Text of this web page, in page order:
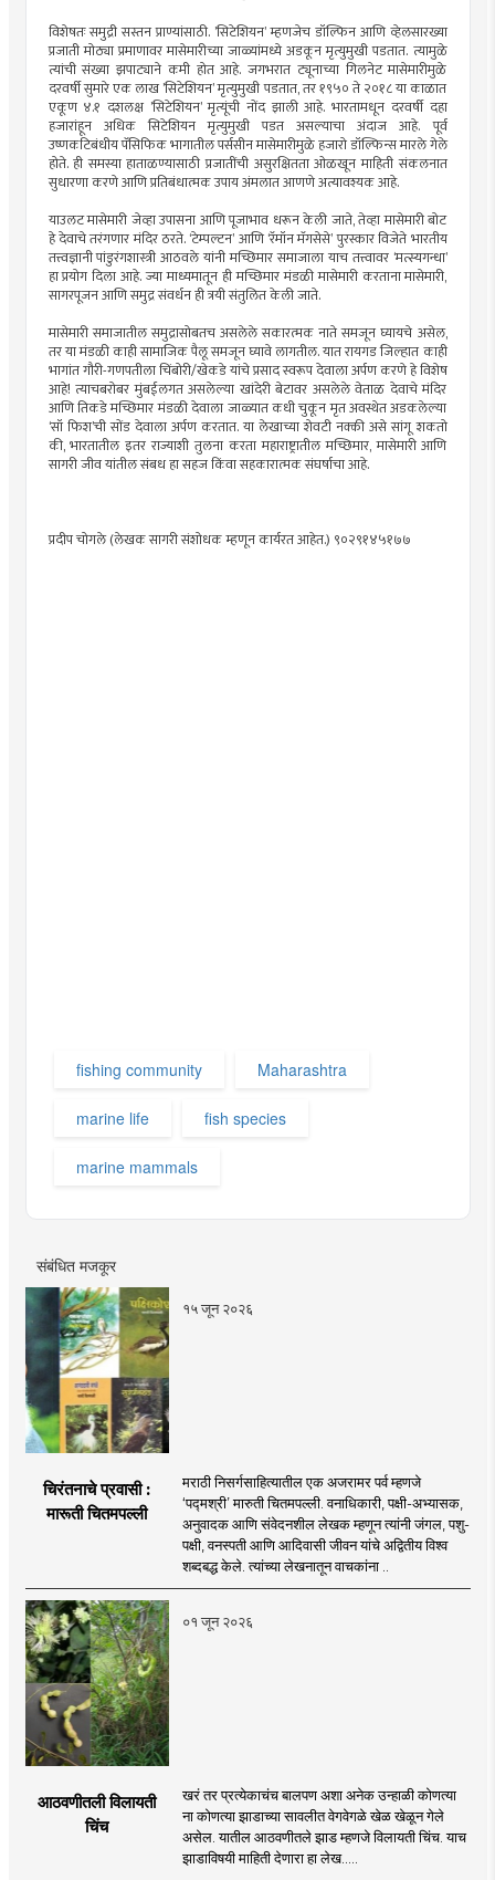
विशेषतः समुद्री सस्तन प्राण्यांसाठी. ’सिटेशियन’ म्हणजेच डॉल्फिन आणि व्हेलसारख्या
प्रजाती मोठ्या प्रमाणावर मासेमारीच्या जाळ्यांमध्ये अडकून मृत्युमुखी पडतात. त्यामुळे
त्यांची संख्या झपाट्याने कमी होत आहे. जगभरात ट्यूनाच्या गिलनेट मासेमारीमुळे
दरवर्षी सुमारे एक लाख ’सिटेशियन’ मृत्युमुखी पडतात, तर १९५० ते २०१८ या काळात
एकूण ४.१ दशलक्ष ’सिटेशियन’ मृत्यूंची नोंद झाली आहे. भारतामधून दरवर्षी दहा
हजारांहून अधिक सिटेशियन मृत्युमुखी पडत असल्याचा अंदाज आहे. पूर्व
उष्णकटिबंधीय पॅसिफिक भागातील पर्ससीन मासेमारीमुळे हजारो डॉल्फिन्स मारले गेले
होते. ही समस्या हाताळण्यासाठी प्रजातींची असुरक्षितता ओळखून माहिती संकलनात
सुधारणा करणे आणि प्रतिबंधात्मक उपाय अंमलात आणणे अत्यावश्यक आहे.
याउलट मासेमारी जेव्हा उपासना आणि पूजाभाव धरून केली जाते, तेव्हा मासेमारी बोट
हे देवाचे तरंगणार मंदिर ठरते. ‘टेम्पल्टन’ आणि ‘रॅमॉन मॅगसेसे’ पुरस्कार विजेते भारतीय
तत्त्वज्ञानी पांडुरंगशास्त्री आठवले यांनी मच्छिमार समाजाला याच तत्त्वावर ‘मत्स्यगन्धा’
हा प्रयोग दिला आहे. ज्या माध्यमातून ही मच्छिमार मंडळी मासेमारी करताना मासेमारी,
सागरपूजन आणि समुद्र संवर्धन ही त्रयी संतुलित केली जाते.
मासेमारी समाजातील समुद्रासोबतच असलेले सकारत्मक नाते समजून घ्यायचे असेल,
तर या मंडळी काही सामाजिक पैलू समजून घ्यावे लागतील. यात रायगड जिल्हात काही
भागांत गौरी-गणपतीला चिंबोरी/खेकडे यांचे प्रसाद स्वरूप देवाला अर्पण करणे हे विशेष
आहे! त्याचबरोबर मुंबईलगत असलेल्या खांदेरी बेटावर असलेले वेताळ देवाचे मंदिर
आणि तिकडे मच्छिमार मंडळी देवाला जाळ्यात कधी चुकून मृत अवस्थेत अडकलेल्या
‘सॉ फिश’ची सोंड देवाला अर्पण करतात. या लेखाच्या शेवटी नक्की असे सांगू शकतो
की, भारतातील इतर राज्याशी तुलना करता महाराष्ट्रातील मच्छिमार, मासेमारी आणि
सागरी जीव यांतील संबध हा सहज किंवा सहकारात्मक संघर्षाचा आहे.
प्रदीप चोगले (लेखक सागरी संशोधक म्हणून कार्यरत आहेत.) ९०२९१४५१७७
fishing community Maharashtra
marine life fish species
marine mammals
संबंधित मजकूर
१५ जून २०२६
चिरंतनाचे प्रवासी :
मारूती चितमपल्ली
मराठी निसर्गसाहित्यातील एक अजरामर पर्व म्हणजे
‘पद्मश्री’ मारुती चितमपल्ली. वनाधिकारी, पक्षी-अभ्यासक,
अनुवादक आणि संवेदनशील लेखक म्हणून त्यांनी जंगल, पशु-
पक्षी, वनस्पती आणि आदिवासी जीवन यांचे अद्वितीय विश्व
शब्दबद्ध केले. त्यांच्या लेखनातून वाचकांना ..
०१ जून २०२६
आठवणीतली विलायती
चिंच
खरं तर प्रत्येकाचंच बालपण अशा अनेक उन्हाळी कोणत्या
ना कोणत्या झाडाच्या सावलीत वेगवेगळे खेळ खेळून गेले
असेल. यातील आठवणीतले झाड म्हणजे विलायती चिंच. याच
झाडाविषयी माहिती देणारा हा लेख.....